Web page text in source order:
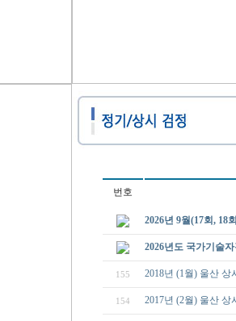
번호
2026년 9월(17회, 18
2026년도 국가기술
155 2018년 (1월) 울산
154 2017년 (2월) 울산